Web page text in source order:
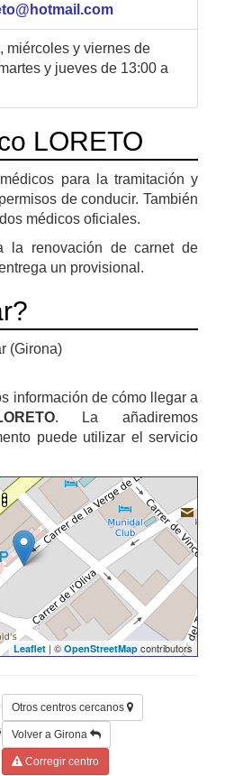
miércoles y viernes de
y jueves de 13:00 a
LORETO
para la tramitación y
de conducir. También
médicos oficiales.
la renovación de carnet de
un provisional.
(Girona)
información de cómo llegar a
. La añadiremos
puede utilizar el servicio
Leaflet | © OpenStreetMap contributors
Otros centros cercanos
Volver a Girona
Corregir centro